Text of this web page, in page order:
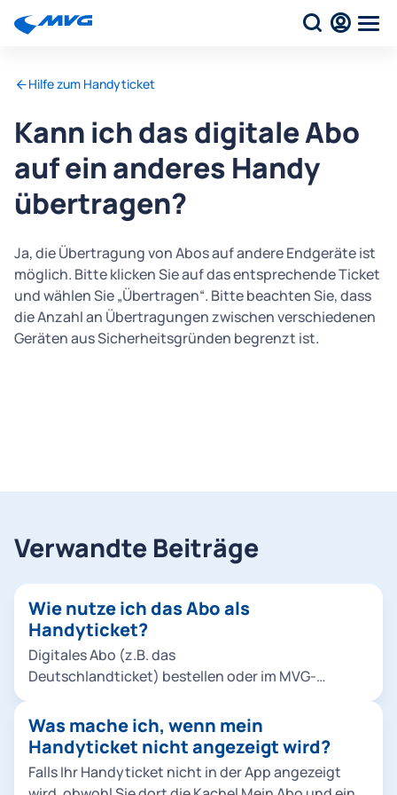
Hilfe zum Handyticket
Kann ich das digitale Abo
auf ein anderes Handy
übertragen?
Ja, die Übertragung von Abos auf andere Endgeräte ist
möglich. Bitte klicken Sie auf das entsprechende Ticket
und wählen Sie „Übertragen“. Bitte beachten Sie, dass
die Anzahl an Übertragungen zwischen verschiedenen
Geräten aus Sicherheitsgründen begrenzt ist.
Verwandte Beiträge
Wie nutze ich das Abo als
Handyticket?
Digitales Abo (z.B. das
Deutschlandticket) bestellen oder im MVG-
Handyticket wechseln. App MVGO herunterladen.
In der App mit Ihrem M-Login einloggen. Das Abo
wird in Form von Monatstickets bereitgestellt und
automatisch heruntergeladen. Sie finden Ihr Abo-
Was mache ich, wenn mein
Handyticket nicht angezeigt wird?
Falls Ihr Handyticket nicht in der App angezeigt